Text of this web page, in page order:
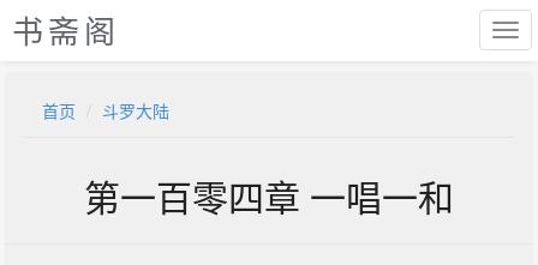
书斋阁
首页 斗罗大陆
第一百零四章 一唱一和